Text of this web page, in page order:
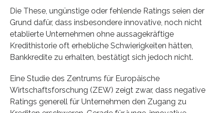
Die These, ungünstige oder fehlende Ratings seien der
Grund dafür, dass insbesondere innovative, noch nicht
etablierte Unternehmen ohne aussagekräftige
Kredithistorie oft erhebliche Schwierigkeiten hätten,
Bankkredite zu erhalten, bestätigt sich jedoch nicht.
Eine Studie des Zentrums für Europäische
Wirtschaftsforschung (ZEW) zeigt zwar, dass negative
Ratings generell für Unternehmen den Zugang zu